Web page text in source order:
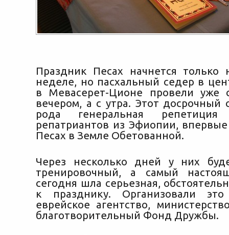
Праздник Песах начнется только
неделе, но пасхальный седер в
в Мевасерет-Ционе провели уже
вечером, а с утра. Этот досрочный
рода генеральная
репатриантов из Эфиопии,
Песах в Земле Обетованной.
Через несколько дней у них
тренировочный, а самый
сегодня шла серьезная,
к празднику. Организовали это
еврейское агентство,
благотворительный Фонд Дружбы.